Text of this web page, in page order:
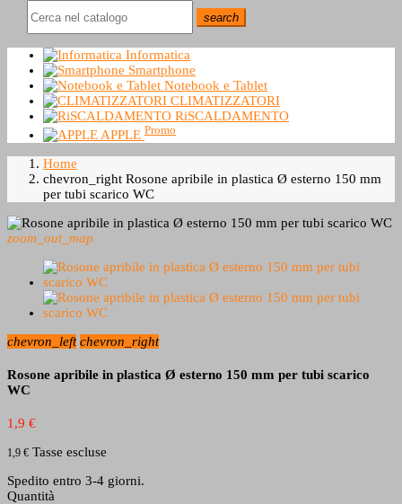
search
Informatica
Smartphone
Notebook e Tablet
CLIMATIZZATORI
RiSCALDAMENTO
APPLE Promo
Home
chevron_right Rosone apribile in plastica Ø esterno 150 mm
per tubi scarico WC
zoom_out_map
chevron_left chevron_right
Rosone apribile in plastica Ø esterno 150 mm per tubi scarico
WC
1,9 €
1,9 € Tasse escluse
Spedito entro 3-4 giorni.
Quantità